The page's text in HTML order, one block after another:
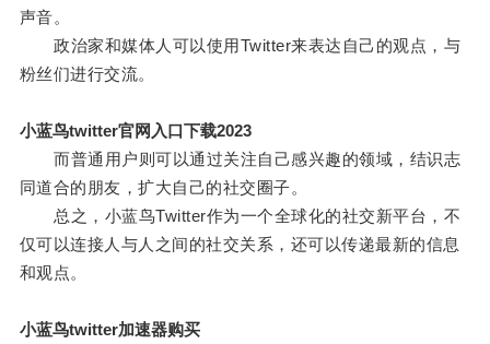
声音。
政治家和媒体人可以使用Twitter来表达自己的观点，与
粉丝们进行交流。
小蓝鸟twitter官网入口下载2023
而普通用户则可以通过关注自己感兴趣的领域，结识志
同道合的朋友，扩大自己的社交圈子。
总之，小蓝鸟Twitter作为一个全球化的社交新平台，不
仅可以连接人与人之间的社交关系，还可以传递最新的信息
和观点。
小蓝鸟twitter加速器购买